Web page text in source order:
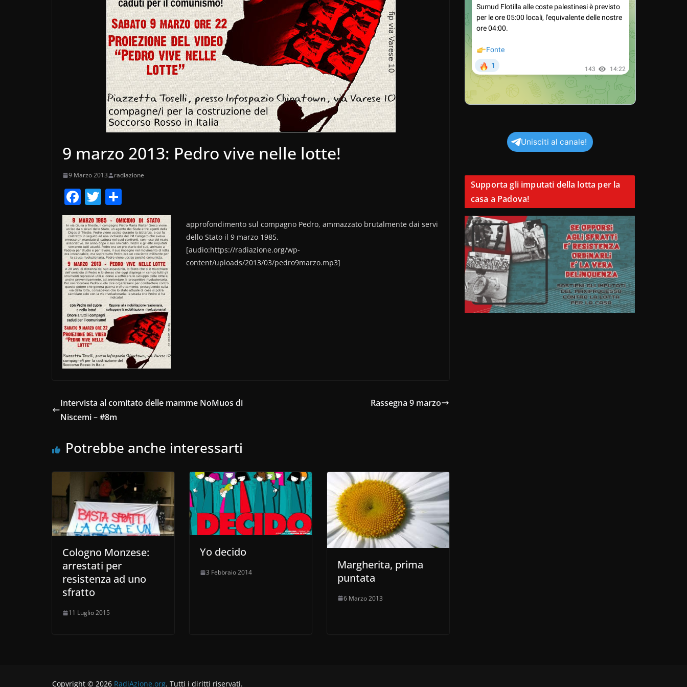
9 marzo 2013: Pedro vive nelle lotte!
9 Marzo 2013 radiazione
F
a
c
e
b
o
o
k
T
w
itt
er
o
n
di
vi
di
approfondimento sul compagno Pedro, ammazzato brutalmente dai servi
dello Stato il 9 marzo 1985.
[audio:https://radiazione.org/wp-
content/uploads/2013/03/pedro9marzo.mp3]
Intervista al comitato delle mamme NoMuos di
Niscemi – #8m
Rassegna 9 marzo
Potrebbe anche interessarti
Cologno Monzese:
arrestati per
resistenza ad uno
sfratto
11 Luglio 2015
Yo decido
3 Febbraio 2014
Margherita, prima
puntata
6 Marzo 2013
Unisciti al canale!
Supporta gli imputati della lotta per la
casa a Padova!
Copyright © 2026 RadiAzione.org. Tutti i diritti riservati.